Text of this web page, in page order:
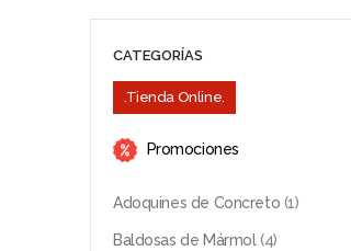
CATEGORÍAS
.Tienda Online.
Promociones
Adoquines de Concreto (1)
Baldosas de Mármol (4)